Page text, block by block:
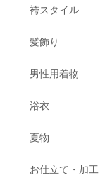
袴スタイル
髪飾り
男性用着物
浴衣
夏物
お仕立て・加工